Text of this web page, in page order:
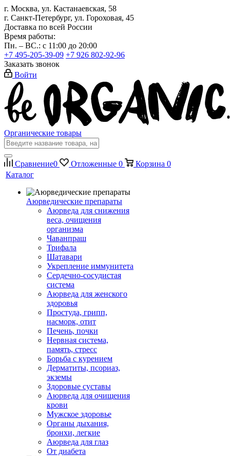
г. Москва, ул. Кастанаевская, 58
г. Санкт-Петербург, ул. Гороховая, 45
Доставка по всей России
Время работы:
Пн. – ВС.: с 11:00 до 20:00
+7 495-205-39-09 +7 926 802-92-96
Заказать звонок
Войти
Органические товары
Сравнение0 Отложенные 0 Корзина 0
Каталог
Аюрведические препараты
Аюрведа для снижения
веса, очищения
организма
Чаванпраш
Трифала
Шатавари
Укрепление иммунитета
Сердечно-сосудистая
система
Аюрведа для женского
здоровья
Простуда, грипп,
насморк, отит
Печень, почки
Нервная система,
память, стресс
Борьба с курением
Дерматиты, псориаз,
экземы
Здоровые суставы
Аюрведа для очищения
крови
Мужское здоровье
Органы дыхания,
бронхи, легкие
Аюрведа для глаз
От диабета